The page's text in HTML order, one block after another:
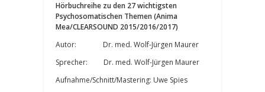
Hörbuchreihe zu den 27 wichtigsten
Psychosomatischen Themen (Anima
Mea/CLEARSOUND 2015/2016/2017)
Autor: Dr. med. Wolf-Jürgen Maurer
Sprecher: Dr. med. Wolf-Jürgen Maurer
Aufnahme/Schnitt/Mastering: Uwe Spies